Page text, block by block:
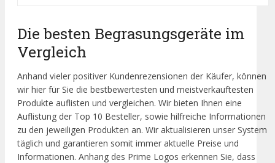
Die besten Begrasungsgeräte im
Vergleich
Anhand vieler positiver Kundenrezensionen der Käufer, können
wir hier für Sie die bestbewertesten und meistverkauftesten
Produkte auflisten und vergleichen. Wir bieten Ihnen eine
Auflistung der Top 10 Besteller, sowie hilfreiche Informationen
zu den jeweiligen Produkten an. Wir aktualisieren unser System
täglich und garantieren somit immer aktuelle Preise und
Informationen. Anhang des Prime Logos erkennen Sie, dass